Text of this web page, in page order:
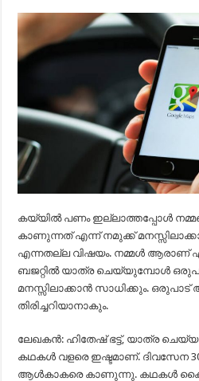
കയ്യില്‍ പണം ഇല്ലാത്തപ്പോള്‍
കാണുന്നത് എന്ന് നമുക്ക്
എന്നതല്ല വിഷയം. നമ്മള്‍ ആരാണ്
ബജറ്റില്‍ യാത്ര ചെയ്യുമ്പോള്‍
മനസ്സിലാക്കാന്‍ സാധിക്കും.
തിരിച്ചറിയാനാകും.
ലേഖകന്‍: ഹിതേഷ് ഭട്ട്, യാത്ര
കഥകള്‍ വളരെ ഇഷ്ടമാണ്. ദിവസേന
ആള്‍കാകരെ കാണുന്നു. കഥകള്‍